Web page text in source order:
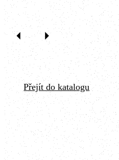
Přejít do katalogu
které patří regulace
vlhkosti, zlepšení
akustických podmínek či
vytvoření příjemného
mikroklimatu. Oproti
jádrové omítce bez řezanky
obsahuje o 10 % vyšší
podíl jílu, díky čemuž lépe
ukládá vlhkost, akumuluje
teplo a podporuje příjemné
mikroklima v interiéru.